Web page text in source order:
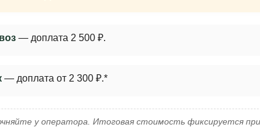
— доплата 2 500 ₽.
— доплата от 2 300 ₽.*
у оператора. Итоговая стоимость фиксируется при